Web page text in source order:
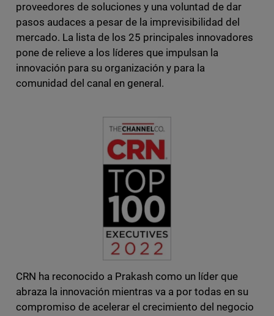
proveedores de soluciones y una voluntad de dar
pasos audaces a pesar de la imprevisibilidad del
mercado. La lista de los 25 principales innovadores
pone de relieve a los líderes que impulsan la
innovación para su organización y para la
comunidad del canal en general.
CRN ha reconocido a Prakash como un líder que
abraza la innovación mientras va a por todas en su
compromiso de acelerar el crecimiento del negocio